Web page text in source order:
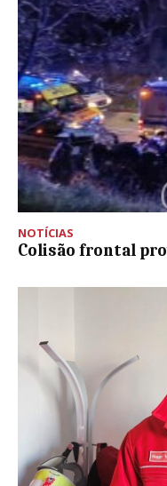
NOTÍCIAS
Colisão frontal